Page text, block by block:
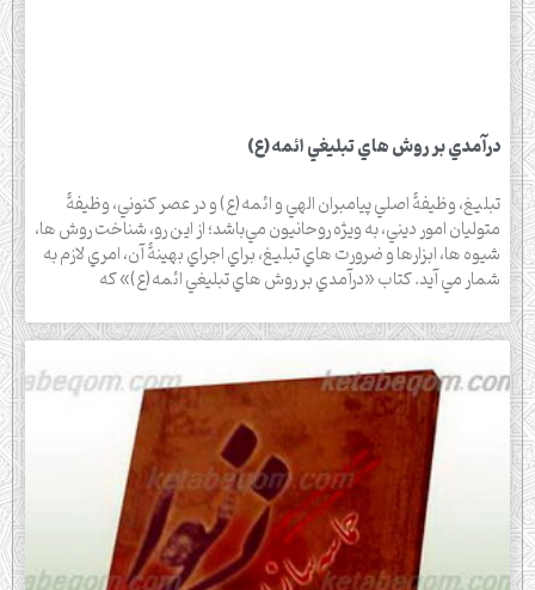
درآمدي بر روش ‌هاي تبليغي ائمه(ع)
تبليغ، وظيفۀ اصلي پيامبران الهي و ائمه(ع) و در عصر كنوني، وظيفۀ
متوليان امور ديني، به ويژه روحانيون مي‌باشد؛ از اين رو، شناخت روش ‌ها،
شيوه ‌ها، ابزارها و ضرورت‌ هاي تبليغ، براي اجراي بهينۀ آن، امري لازم به
شمار مي ‌آيد. كتاب «درآمدي بر روش ‌هاي تبليغي ائمه(ع)» كه